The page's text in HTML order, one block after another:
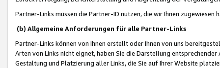
Partner-Links müssen die Partner-ID nutzen, die wir Ihnen zugewiesen
(b) Allgemeine Anforderungen für alle Partner-Links
Partner-Links können von Ihnen erstellt oder Ihnen von uns
Arten von Links nicht eignet, haben Sie die Darstellung
Gestaltung und Platzierung aller Links, die Sie auf Ihrer Website